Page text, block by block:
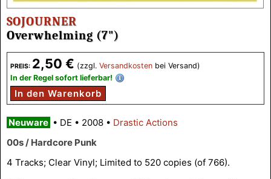
PREIS: 2,50 € (zzgl. Versandkosten bei Versand)
In der Regel sofort lieferbar!
In den Warenkorb
SOJOURNER
Overwhelming (7")
Neuware • DE • 2008 • Drastic Actions
00s / Hardcore Punk
4 Tracks; Clear Vinyl; Limited to 520 copies (of 766).